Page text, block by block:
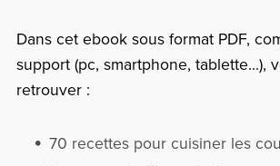
Dans cet ebook sous format PDF,
support (pc, smartphone, tablette...),
retrouver :
70 recettes pour cuisiner les